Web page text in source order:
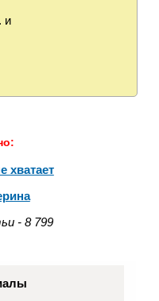
и
хватает
- 8 799